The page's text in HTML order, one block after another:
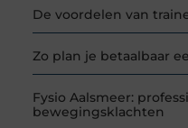
De voordelen van
Zo plan je betaalbaar
Fysio Aalsmeer:
bewegingsklachten